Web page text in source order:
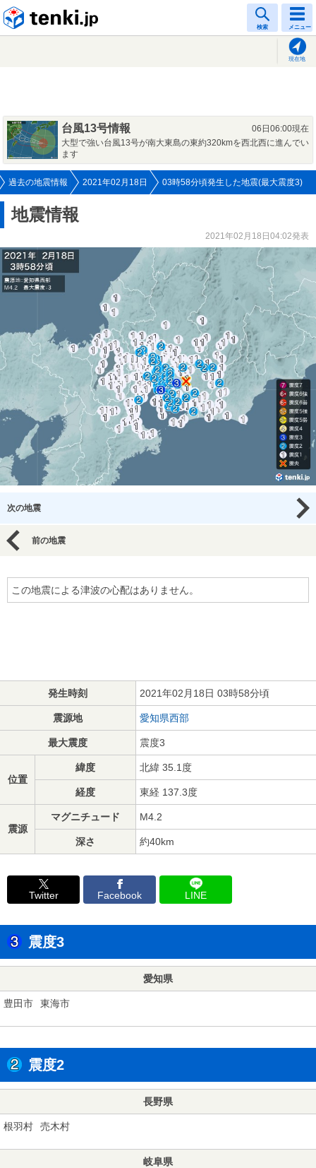
検索 メニュー
現在地
台風13号情報
06日06:00現在
大型で強い台風13号が南大東島の東約320kmを西北西に進んでい
ます
過去の地震情報 2021年02月18日 03時58分頃発生した地震(最大震度3)
地震情報
2021年02月18日04:02発表
次の地震
前の地震
この地震による津波の心配はありません。
発生時刻 2021年02月18日 03時58分頃
震源地 愛知県西部
最大震度 震度3
位置
緯度 北緯 35.1度
経度 東経 137.3度
震源
マグニチュード M4.2
深さ 約40km
Twitter Facebook LINE
震度3
愛知県
豊田市 東海市
震度2
長野県
根羽村 売木村
岐阜県